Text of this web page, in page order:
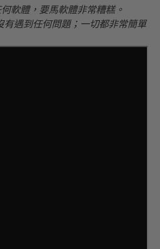
軟體，要馬軟體非常糟糕。
遇到任何問題；一切都非常簡單